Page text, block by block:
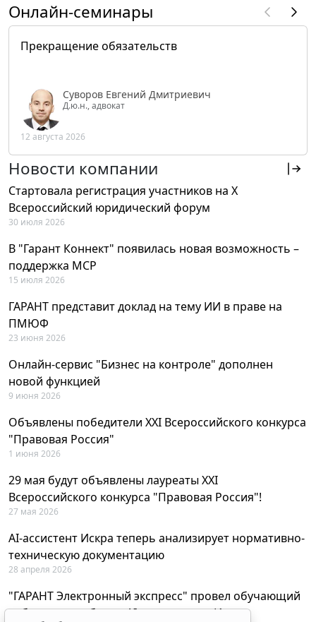
Онлайн-семинары
Прекращение обязательств
Суворов Евгений Дмитриевич
Д.ю.н., адвокат
12 августа 2026
Новости компании
Стартовала регистрация участников на X
Всероссийский юридический форум
30 июля 2026
В "Гарант Коннект" появилась новая возможность –
поддержка MCP
15 июля 2026
ГАРАНТ представит доклад на тему ИИ в праве на
ПМЮФ
23 июня 2026
Онлайн-сервис "Бизнес на контроле" дополнен
новой функцией
9 июня 2026
Объявлены победители XXI Всероссийского конкурса
"Правовая Россия"
1 июня 2026
29 мая будут объявлены лауреаты XXI
Всероссийского конкурса "Правовая Россия"!
27 мая 2026
AI-ассистент Искра теперь анализирует нормативно-
техническую документацию
28 апреля 2026
"ГАРАНТ Электронный экспресс" провел обучающий
вебинар по работе с AI-ассистентом Искра